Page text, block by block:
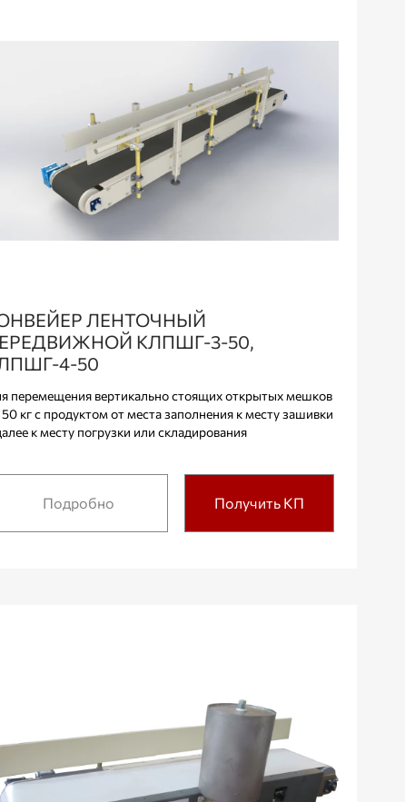
ЛЕНТОЧНЫЙ
КЛПШГ-3-50,
4-50
перемещения вертикально стоящих открытых мешков
кг с продуктом от места заполнения к месту зашивки
к месту погрузки или складирования
Подробно Получить КП